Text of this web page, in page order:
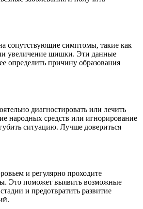
сопутствующие симптомы, такие как
увеличение шишки. Эти данные
определить причину образования
диагностировать или лечить
народных средств или игнорирование
ситуацию. Лучше довериться
и регулярно проходите
Это поможет выявить возможные
и предотвратить развитие